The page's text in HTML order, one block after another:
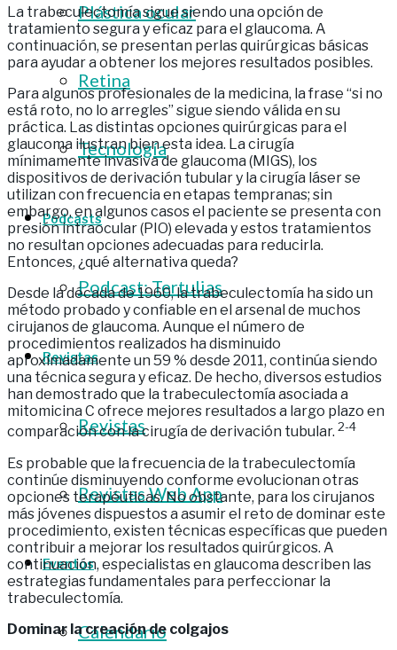
Plástica ocular
Retina
Tecnología
Podcasts
Podcast: Tertulias
Revistas
Revistas
Revistas Web App
Eventos
Calendario
La trabeculectomía sigue siendo una opción de
tratamiento segura y eficaz para el glaucoma. A
continuación, se presentan perlas quirúrgicas básicas
para ayudar a obtener los mejores resultados posibles.
Para algunos profesionales de la medicina, la frase “si no
está roto, no lo arregles” sigue siendo válida en su
práctica. Las distintas opciones quirúrgicas para el
glaucoma ilustran bien esta idea. La cirugía
mínimamente invasiva de glaucoma (MIGS), los
dispositivos de derivación tubular y la cirugía láser se
utilizan con frecuencia en etapas tempranas; sin
embargo, en algunos casos el paciente se presenta con
presión intraocular (PIO) elevada y estos tratamientos
no resultan opciones adecuadas para reducirla.
Entonces, ¿qué alternativa queda?
Desde la década de 1960, la trabeculectomía ha sido un
método probado y confiable en el arsenal de muchos
cirujanos de glaucoma. Aunque el número de
procedimientos realizados ha disminuido
aproximadamente un 59 % desde 2011, continúa siendo
una técnica segura y eficaz. De hecho, diversos estudios
han demostrado que la trabeculectomía asociada a
mitomicina C ofrece mejores resultados a largo plazo en
comparación con la cirugía de derivación tubular. 2-4
Es probable que la frecuencia de la trabeculectomía
continúe disminuyendo conforme evolucionan otras
opciones terapéuticas. No obstante, para los cirujanos
más jóvenes dispuestos a asumir el reto de dominar este
procedimiento, existen técnicas específicas que pueden
contribuir a mejorar los resultados quirúrgicos. A
continuación, especialistas en glaucoma describen las
estrategias fundamentales para perfeccionar la
trabeculectomía.
Dominar la creación de colgajos